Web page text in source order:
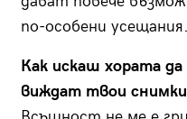
по-особени усещания.
Как искаш хората
виждат твои